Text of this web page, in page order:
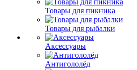
Товары для пикника
Товары для рыбалки
Аксессуары
Антигололёд